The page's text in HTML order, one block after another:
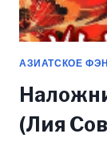
АЗИАТСКОЕ
(Лия